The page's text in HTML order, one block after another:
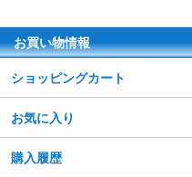
お買い物情報
ショッピングカート
お気に入り
購入履歴